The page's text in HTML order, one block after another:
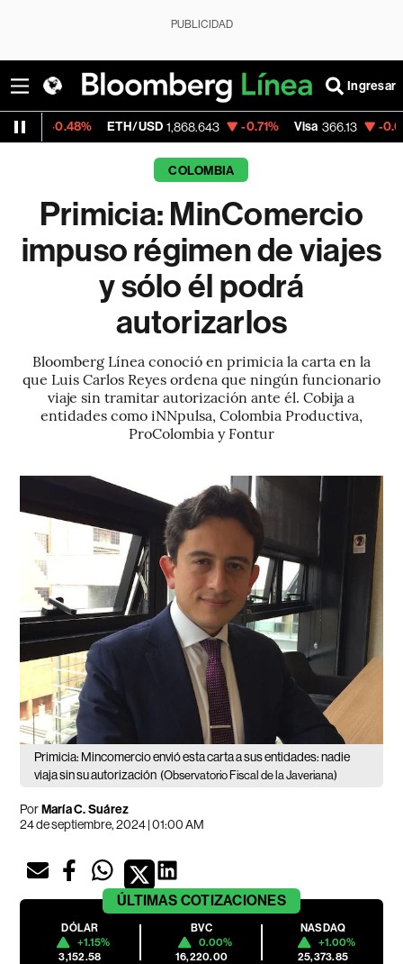
PUBLICIDAD
Ingresar
ETH/USD 1,868.643 -0.71% Visa 366.13 -0.04%
COLOMBIA
Primicia: MinComercio
impuso régimen de viajes
y sólo él podrá
autorizarlos
Bloomberg Línea conoció en primicia la carta en la
que Luis Carlos Reyes ordena que ningún funcionario
viaje sin tramitar autorización ante él. Cobija a
entidades como iNNpulsa, Colombia Productiva,
ProColombia y Fontur
Primicia: Mincomercio envió esta carta a sus entidades: nadie
viaja sin su autorización (Observatorio Fiscal de la Javeriana)
PorMaría C. Suárez
24 de septiembre, 2024 | 01:00 AM
ÚLTIMAS COTIZACIONES
DÓLAR
+1.15%
3,152.58
BVC
0.00%
16,220.00
NASDAQ
+1.00%
25,373.85